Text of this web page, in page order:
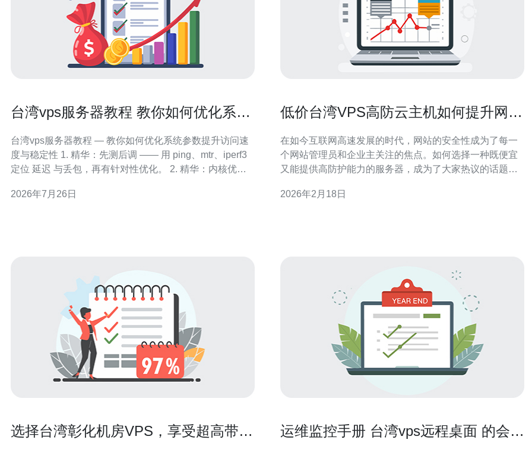
台湾vps服务器教程 教你如何优化系统
台湾vps服务器教程 — 教你如何优化系统参数提升访问速
度与稳定性 1. 精华：先测后调 —— 用 ping、mtr、iperf3
定位 延迟 与丢包，再有针对性优化。 2. 精华：内核优先
见影改善吞吐与并发。 3. 精华：组合方案最稳 —— 搭配
2026年7月26日
低价台湾VPS高防云主机如何提升网站
在如今互联网高速发展的时代，网站的安全性成为了每一
个网站管理员和企业主关注的焦点。如何选择一种既便宜
又能提供高防护能力的服务器，成为了大家热议的话题。
了众多用户的眼球。本文将深入探讨低价台湾VPS高防云
2026年2月18日
选择台湾彰化机房VPS，享受超高带宽
运维监控手册 台湾vps远程桌面 的会话